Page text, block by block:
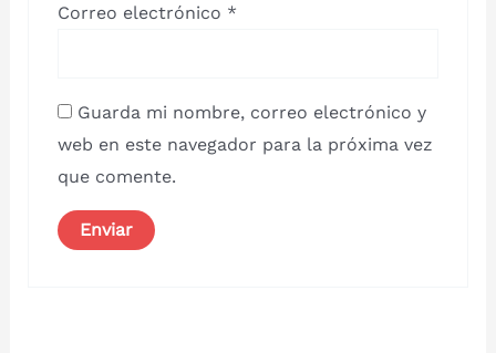
Correo electrónico *
Guarda mi nombre, correo electrónico y
web en este navegador para la próxima vez
que comente.